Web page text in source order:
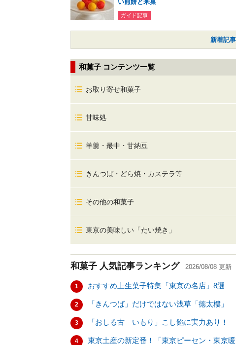
い煎餅と米菓
ガイド記事
新着記
和菓子 コンテンツ一覧
お取り寄せ和菓子
甘味処
羊羹・最中・甘納豆
きんつば・どら焼・カステラ等
その他の和菓子
東京の美味しい「たい焼き」
和菓子 人気記事ランキング 2026/08/08 更新
1 おすすめ上生菓子特集「東京の名店」8選
2 「きんつば」だけではない浅草「徳太樓」
3 「おしる古 いもり」こし餡に実力あり！
4 東京土産の新定番！「東京ピーセン・東京暖